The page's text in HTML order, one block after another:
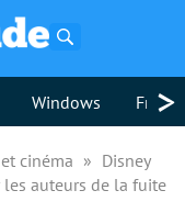
Windows >
cinéma
Disney
auteurs de la fuite